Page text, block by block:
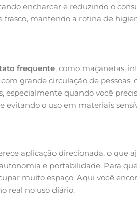
encharcar e reduzindo o
mantendo a rotina de
frequente, como maçanetas,
grande circulação de pessoas,
quando você
evitando o uso em materiais
aplicação direcionada, o que
e portabilidade. Para
muito espaço. Aqui você
real no uso diário.